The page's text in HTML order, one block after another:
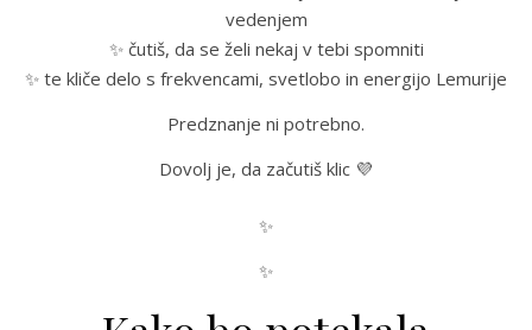
vedenjem
✨ čutiš, da se želi nekaj v tebi spomniti
✨ te kliče delo s frekvencami, svetlobo in energijo Lemurije
Predznanje ni potrebno.
Dovolj je, da začutiš klic 💜
✨
✨